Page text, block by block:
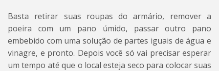
Basta retirar suas roupas do armário, remover a
poeira com um pano úmido, passar outro pano
embebido com uma solução de partes iguais de água e
vinagre, e pronto. Depois você só vai precisar esperar
um tempo até que o local esteja seco para colocar suas